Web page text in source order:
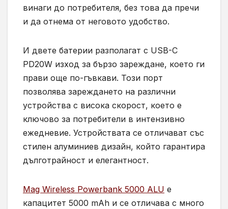
винаги до потребителя, без това да пречи
и да отнема от неговото удобство.
И двете батерии разполагат с USB-C
PD20W изход за бързо зареждане, което ги
прави още по-гъвкави. Този порт
позволява зареждането на различни
устройства с висока скорост, което е
ключово за потребители в интензивно
ежедневие. Устройствата се отличават със
стилен алуминиев дизайн, който гарантира
дълготрайност и елегантност.
Mag Wireless Powerbank 5000 ALU е
капацитет 5000 mAh и се отличава с много